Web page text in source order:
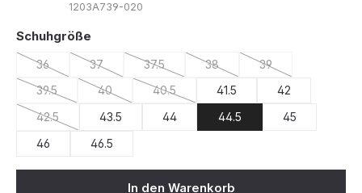
1203A739-020
Schuhgröße
36
(Diese Option ist zurzeit nicht verfügbar.)
37
(Diese Option ist zurzeit nicht verfügbar.)
37.5
(Diese Option ist zurzeit nicht verfügbar.)
38
(Diese Option ist zurzeit nicht
39
(Diese Option ist
39.5
(Diese Option ist zurzeit nicht verfügbar.)
40
(Diese Option ist zurzeit nicht verfügbar.)
40.5
(Diese Option ist zurzeit nicht verfügbar.)
41.5
42
42.5
(Diese Option ist zurzeit nicht verfügbar.)
43.5 44 44.5
45
46
46.5
In den Warenkorb